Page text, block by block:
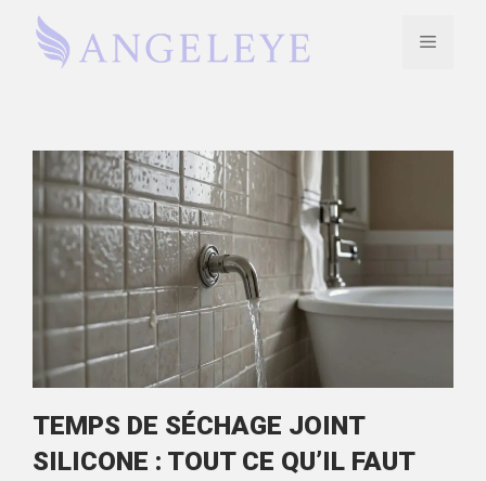
contenu
Menu
TEMPS DE SÉCHAGE JOINT
SILICONE : TOUT CE QU’IL FAUT